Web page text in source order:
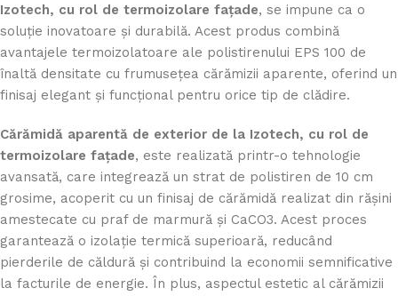
Izotech, cu rol de termoizolare fațade, se impune ca o
soluție inovatoare și durabilă. Acest produs combină
avantajele termoizolatoare ale polistirenului EPS 100 de
înaltă densitate cu frumusețea cărămizii aparente, oferind un
finisaj elegant și funcțional pentru orice tip de clădire.
Cărămidă aparentă de exterior de la Izotech, cu rol de
termoizolare fațade, este realizată printr-o tehnologie
avansată, care integrează un strat de polistiren de 10 cm
grosime, acoperit cu un finisaj de cărămidă realizat din rășini
amestecate cu praf de marmură și CaCO3. Acest proces
garantează o izolație termică superioară, reducând
pierderile de căldură și contribuind la economii semnificative
la facturile de energie. În plus, aspectul estetic al cărămizii